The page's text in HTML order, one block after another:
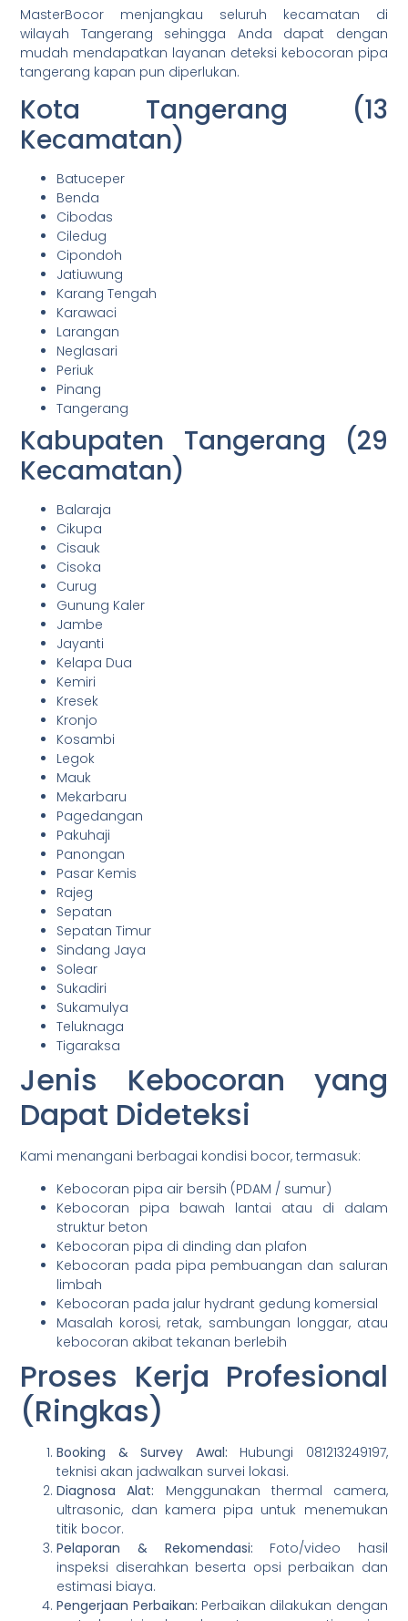
MasterBocor menjangkau seluruh kecamatan di
wilayah Tangerang sehingga Anda dapat dengan
mudah mendapatkan layanan deteksi kebocoran pipa
tangerang kapan pun diperlukan.
Kota Tangerang (13
Kecamatan)
Batuceper
Benda
Cibodas
Ciledug
Cipondoh
Jatiuwung
Karang Tengah
Karawaci
Larangan
Neglasari
Periuk
Pinang
Tangerang
Kabupaten Tangerang (29
Kecamatan)
Balaraja
Cikupa
Cisauk
Cisoka
Curug
Gunung Kaler
Jambe
Jayanti
Kelapa Dua
Kemiri
Kresek
Kronjo
Kosambi
Legok
Mauk
Mekarbaru
Pagedangan
Pakuhaji
Panongan
Pasar Kemis
Rajeg
Sepatan
Sepatan Timur
Sindang Jaya
Solear
Sukadiri
Sukamulya
Teluknaga
Tigaraksa
Jenis Kebocoran yang
Dapat Dideteksi
Kami menangani berbagai kondisi bocor, termasuk:
Kebocoran pipa air bersih (PDAM / sumur)
Kebocoran pipa bawah lantai atau di dalam
struktur beton
Kebocoran pipa di dinding dan plafon
Kebocoran pada pipa pembuangan dan saluran
limbah
Kebocoran pada jalur hydrant gedung komersial
Masalah korosi, retak, sambungan longgar, atau
kebocoran akibat tekanan berlebih
Proses Kerja Profesional
(Ringkas)
Booking & Survey Awal: Hubungi 081213249197,
teknisi akan jadwalkan survei lokasi.
Diagnosa Alat: Menggunakan thermal camera,
ultrasonic, dan kamera pipa untuk menemukan
titik bocor.
Pelaporan & Rekomendasi: Foto/video hasil
inspeksi diserahkan beserta opsi perbaikan dan
estimasi biaya.
Pengerjaan Perbaikan: Perbaikan dilakukan dengan